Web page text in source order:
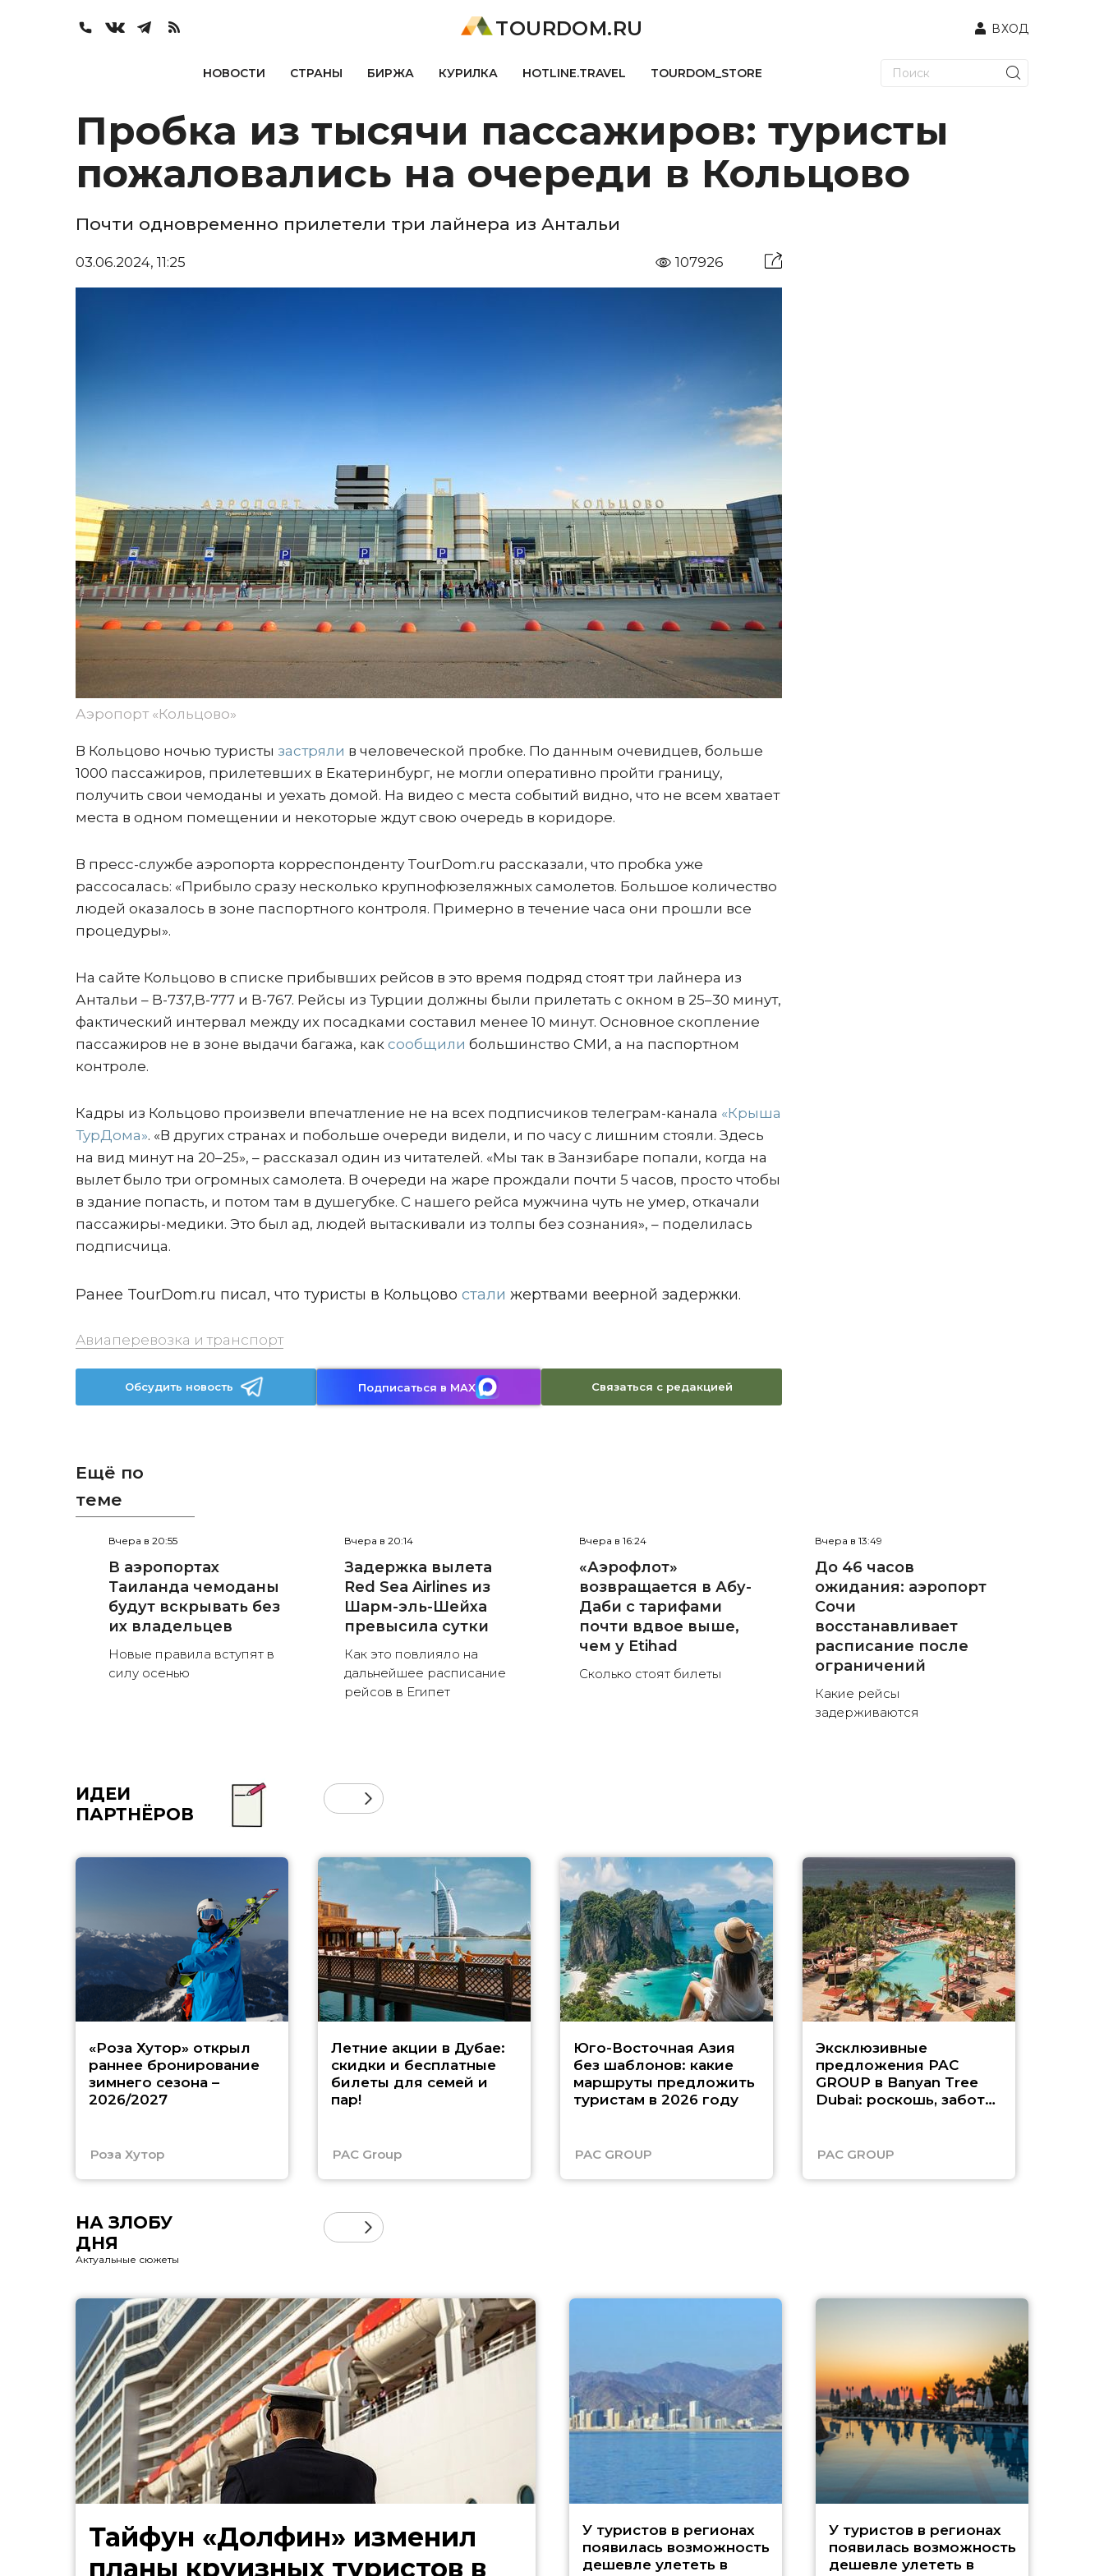
TOURDOM.RU ВХОД
НОВОСТИ СТРАНЫ БИРЖА КУРИЛКА HOTLINE.TRAVEL TOURDOM_STORE
Пробка из тысячи пассажиров: туристы
пожаловались на очереди в Кольцово
Почти одновременно прилетели три лайнера из Антальи
03.06.2024, 11:25 107926
Аэропорт «Кольцово»
В Кольцово ночью туристы застряли в человеческой пробке. По данным очевидцев, больше
1000 пассажиров, прилетевших в Екатеринбург, не могли оперативно пройти границу,
получить свои чемоданы и уехать домой. На видео с места событий видно, что не всем хватает
места в одном помещении и некоторые ждут свою очередь в коридоре.
В пресс-службе аэропорта корреспонденту TourDom.ru рассказали, что пробка уже
рассосалась: «Прибыло сразу несколько крупнофюзеляжных самолетов. Большое количество
людей оказалось в зоне паспортного контроля. Примерно в течение часа они прошли все
процедуры».
На сайте Кольцово в списке прибывших рейсов в это время подряд стоят три лайнера из
Антальи – B-737,B-777 и B-767. Рейсы из Турции должны были прилетать с окном в 25–30 минут,
фактический интервал между их посадками составил менее 10 минут. Основное скопление
пассажиров не в зоне выдачи багажа, как сообщили большинство СМИ, а на паспортном
контроле.
Кадры из Кольцово произвели впечатление не на всех подписчиков телеграм-канала «Крыша
ТурДома». «В других странах и побольше очереди видели, и по часу с лишним стояли. Здесь
на вид минут на 20–25», – рассказал один из читателей. «Мы так в Занзибаре попали, когда на
вылет было три огромных самолета. В очереди на жаре прождали почти 5 часов, просто чтобы
в здание попасть, и потом там в душегубке. С нашего рейса мужчина чуть не умер, откачали
пассажиры-медики. Это был ад, людей вытаскивали из толпы без сознания», – поделилась
подписчица.
Ранее TourDom.ru писал, что туристы в Кольцово стали жертвами веерной задержки.
Авиаперевозка и транспорт
Обсудить новость Подписаться в MAX Связаться с редакцией
Ещё по
теме
Вчера в 20:55
В аэропортах
Таиланда чемоданы
будут вскрывать без
их владельцев
Новые правила вступят в
силу осенью
Вчера в 20:14
Задержка вылета
Red Sea Airlines из
Шарм-эль-Шейха
превысила сутки
Как это повлияло на
дальнейшее расписание
рейсов в Египет
Вчера в 16:24
«Аэрофлот»
возвращается в Абу-
Даби с тарифами
почти вдвое выше,
чем у Etihad
Сколько стоят билеты
Вчера в 13:49
До 46 часов
ожидания: аэропорт
Сочи
восстанавливает
расписание после
ограничений
Какие рейсы
задерживаются
ИДЕИ
ПАРТНЁРОВ
«Роза Хутор» открыл
раннее бронирование
зимнего сезона –
2026/2027
Роза Хутор
Летние акции в Дубае:
скидки и бесплатные
билеты для семей и
пар!
PAC Group
Юго-Восточная Азия
без шаблонов: какие
маршруты предложить
туристам в 2026 году
PAC GROUP
Эксклюзивные
предложения PAC
GROUP в Banyan Tree
Dubai: роскошь, забота
PAC GROUP
НА ЗЛОБУ
ДНЯ
Актуальные сюжеты
Тайфун «Долфин» изменил
планы круизных туристов в
У туристов в регионах
появилась возможность
дешевле улететь в
У туристов в регионах
появилась возможность
дешевле улететь в